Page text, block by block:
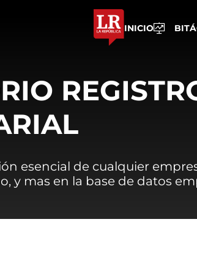
INICIO
esencial de cualquier
y mas en la base de datos